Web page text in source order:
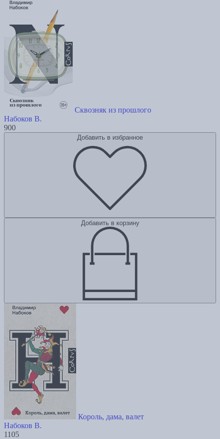
Сквозняк из прошлого
Набоков В.
900
Добавить в избранное
Добавить в корзину
Король, дама, валет
Набоков В.
1105